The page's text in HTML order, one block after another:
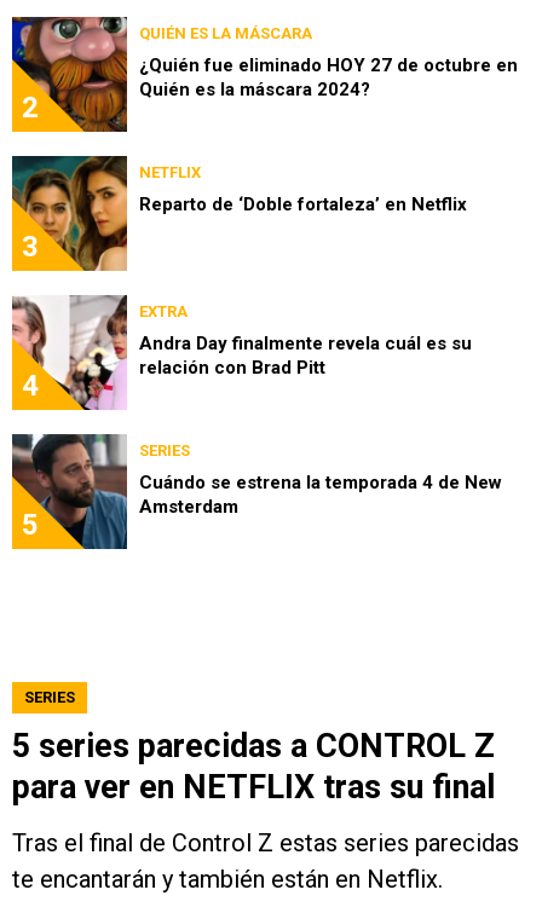
2
QUIÉN ES LA MÁSCARA
¿Quién fue eliminado HOY 27 de octubre en
Quién es la máscara 2024?
3
NETFLIX
Reparto de ‘Doble fortaleza’ en Netflix
4
EXTRA
Andra Day finalmente revela cuál es su
relación con Brad Pitt
5
SERIES
Cuándo se estrena la temporada 4 de New
Amsterdam
SERIES
5 series parecidas a CONTROL Z
para ver en NETFLIX tras su final
Tras el final de Control Z estas series parecidas
te encantarán y también están en Netflix.